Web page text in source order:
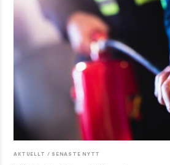
AKTUELLT / SENASTE NYTT